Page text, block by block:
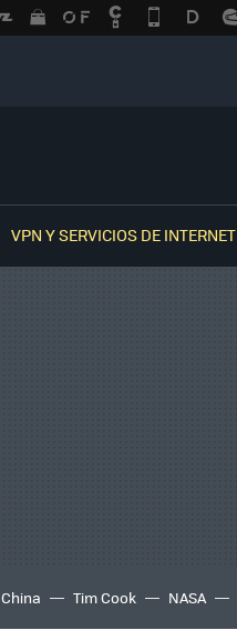
VPN Y SERVICIOS DE INTERNET
China Tim Cook NASA